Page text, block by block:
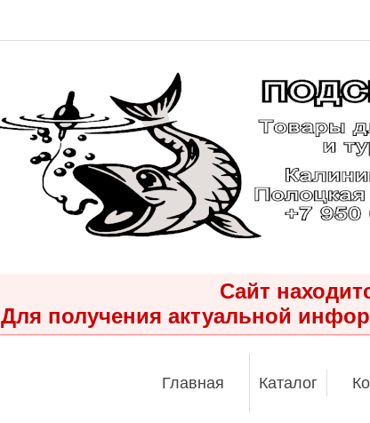
Сайт
Для получения актуальной
Главная Каталог